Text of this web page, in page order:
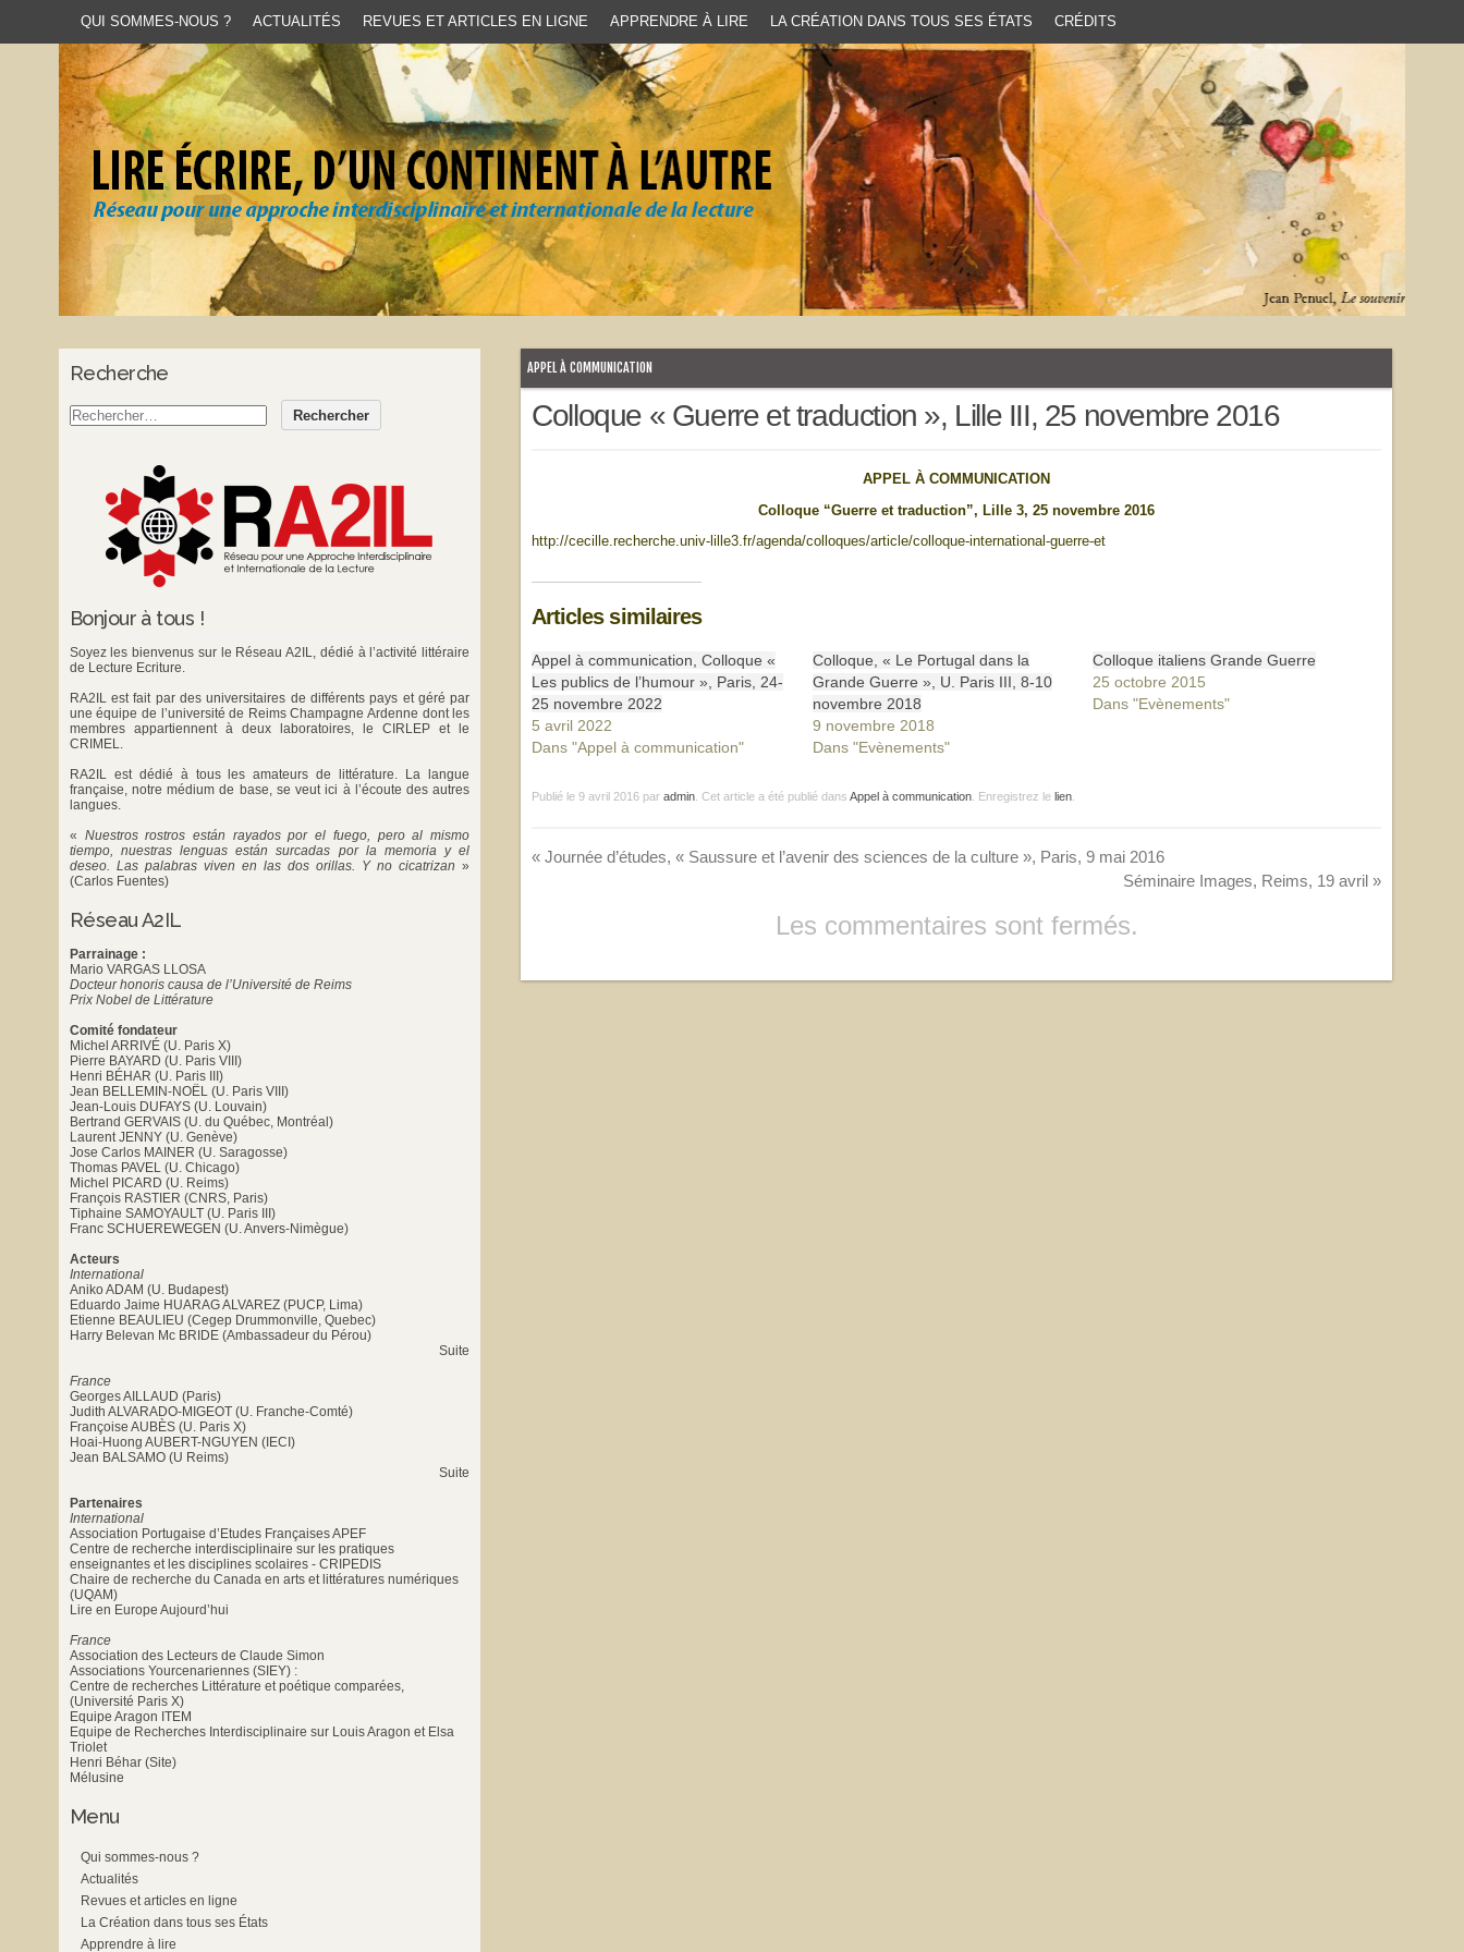
QUI SOMMES-NOUS ? ACTUALITÉS REVUES ET ARTICLES EN LIGNE APPRENDRE À LIRE LA CRÉATION DANS TOUS SES ÉTATS CRÉDITS
APPEL À COMMUNICATION
Colloque « Guerre et traduction », Lille III, 25 novembre 2016
APPEL À COMMUNICATION
Colloque “Guerre et traduction”, Lille 3, 25 novembre 2016
http://cecille.recherche.univ-lille3.fr/agenda/colloques/article/colloque-international-guerre-et
Articles similaires
Appel à communication, Colloque «
Les publics de l’humour », Paris, 24-
25 novembre 2022
5 avril 2022
Dans "Appel à communication"
Colloque, « Le Portugal dans la
Grande Guerre », U. Paris III, 8-10
novembre 2018
9 novembre 2018
Dans "Evènements"
Colloque italiens Grande Guerre
25 octobre 2015
Dans "Evènements"
Publié le 9 avril 2016 par admin . Cet article a été publié dansAppel à communication . Enregistrez lelien
« Journée d’études, « Saussure et l’avenir des sciences de la culture », Paris, 9 mai 2016
Séminaire Images, Reims, 19 avril »
Les commentaires sont fermés.
Recherche
Bonjour à tous !
Soyez les bienvenus sur le Réseau A2IL, dédié à l’activité littéraire
de Lecture Ecriture.
RA2IL est fait par des universitaires de différents pays et géré par
une équipe de l’université de Reims Champagne Ardenne dont les
membres appartiennent à deux laboratoires, leCIRLEP et le
CRIMEL.
RA2IL est dédié à tous les amateurs de littérature. La langue
française, notre médium de base, se veut ici à l’écoute des autres
langues.
« Nuestros rostros están rayados por el fuego, pero al mismo
tiempo, nuestras lenguas están surcadas por la memoria y el
deseo. Las palabras viven en las dos orillas. Y no cicatrizan »
(Carlos Fuentes)
Réseau A2IL
Parrainage :
Mario VARGAS LLOSA
Docteur honoris causa de l’Université de Reims
Prix Nobel de Littérature
Comité fondateur
Michel ARRIVÉ (U. Paris X)
Pierre BAYARD (U. Paris VIII)
Henri BÉHAR (U. Paris III)
Jean BELLEMIN-NOËL (U. Paris VIII)
Jean-Louis DUFAYS (U. Louvain)
Bertrand GERVAIS (U. du Québec, Montréal)
Laurent JENNY (U. Genève)
Jose Carlos MAINER (U. Saragosse)
Thomas PAVEL (U. Chicago)
Michel PICARD (U. Reims)
François RASTIER (CNRS, Paris)
Tiphaine SAMOYAULT (U. Paris III)
Franc SCHUEREWEGEN (U. Anvers-Nimègue)
Acteurs
International
Aniko ADAM (U. Budapest)
Eduardo Jaime HUARAG ALVAREZ (PUCP, Lima)
Etienne BEAULIEU (Cegep Drummonville, Quebec)
Harry Belevan Mc BRIDE (Ambassadeur du Pérou)
Suite
France
Georges AILLAUD (Paris)
Judith ALVARADO-MIGEOT (U. Franche-Comté)
Françoise AUBÈS (U. Paris X)
Hoai-Huong AUBERT-NGUYEN (IECI)
Jean BALSAMO (U Reims)
Suite
Partenaires
International
Association Portugaise d’Etudes Françaises APEF
Centre de recherche interdisciplinaire sur les pratiques
enseignantes et les disciplines scolaires - CRIPEDIS
Chaire de recherche du Canada en arts et littératures numériques
(UQAM)
Lire en Europe Aujourd’hui
France
Association des Lecteurs de Claude Simon
Associations Yourcenariennes (SIEY) :
Centre de recherches Littérature et poétique comparées,
(Université Paris X)
Equipe Aragon ITEM
Equipe de Recherches Interdisciplinaire sur Louis Aragon et Elsa
Triolet
Henri Béhar (Site)
Mélusine
Menu
Qui sommes-nous ?
Actualités
Revues et articles en ligne
La Création dans tous ses États
Apprendre à lire